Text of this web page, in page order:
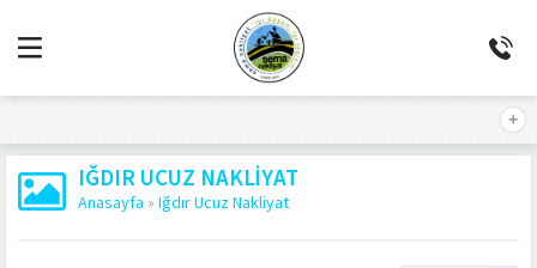
IĞDIR UCUZ NAKLIYAT
Anasayfa » Iğdır Ucuz Nakliyat